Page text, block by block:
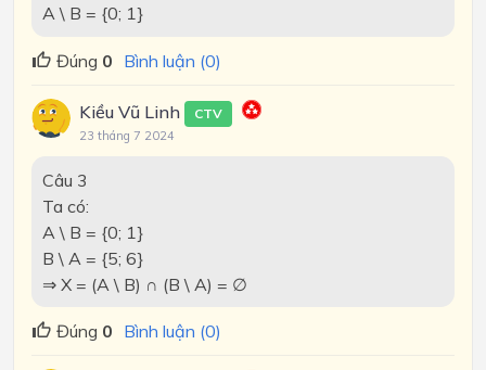
A \ B = {0; 1}
Đúng 0 Bình luận (0)
Kiều Vũ Linh CTV
23 tháng 7 2024
Câu 3
Ta có:
A \ B = {0; 1}
B \ A = {5; 6}
⇒ X = (A \ B) ∩ (B \ A) = ∅
Đúng 0 Bình luận (0)